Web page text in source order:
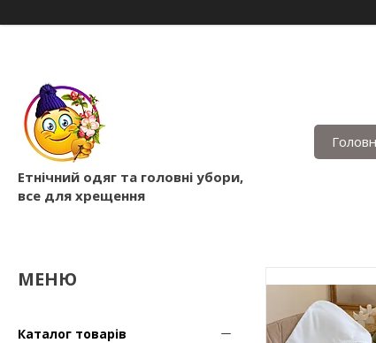
Етнічний одяг та головні убори,
все для хрещення
Каталог товарів